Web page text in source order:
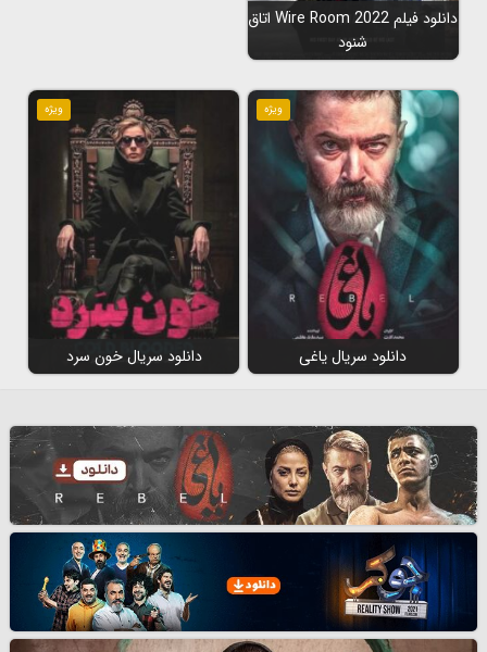
دانلود فیلم Wire Room 2022 اتاق
شنود
ویژه
دانلود سریال یاغی
ویژه
دانلود سریال خون سرد